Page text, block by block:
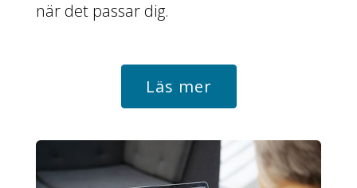
när det passar dig.
Läs mer